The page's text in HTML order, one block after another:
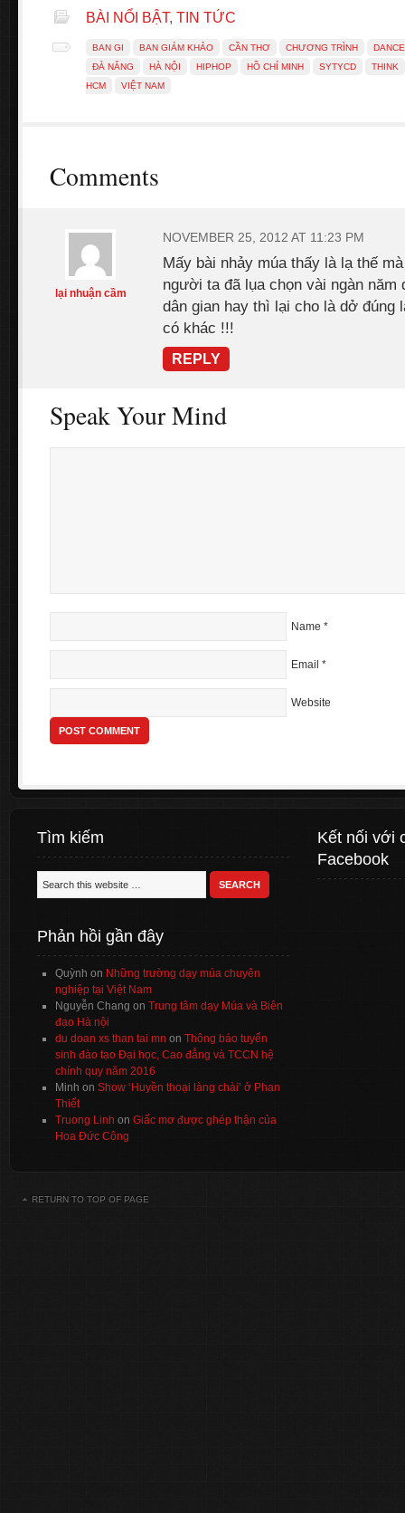
BÀI NỔI BẬT, TIN TỨC
BAN GI BAN GIÁM KHẢO CẦN THƠ CHƯƠNG TRÌNH
DANCE
ĐÀ NẴNG
HÀ NỘI HIPHOP HỒ CHÍ MINH SYTYCD
THINK
HCM
VIỆT NAM
Comments
lại nhuận cầm
NOVEMBER 25, 2012 AT 11:23 PM
Mấy bài nhảy múa thấy là lạ thế
người ta đã lụa chọn vài ngàn năm
dân gian hay thì lại cho là dở đúng
có khác !!!
REPLY
Speak Your Mind
Name *
Email *
Website
Tìm kiếm
Phản hồi gần đây
Quỳnh on Những trường dạy múa chuyên
nghiệp tại Việt Nam
Nguyễn Chang on Trung tâm dạy Múa và Biên
đạo Hà nội
du doan xs than tai mn on Thông báo tuyển
sinh đào tạo Đại học, Cao đẳng và TCCN hệ
chính quy năm 2016
Minh on Show ‘Huyền thoại làng chài’ ở Phan
Thiết
Truong Linh on Giấc mơ được ghép thận của
Hoa Đức Công
Kết nối với
Facebook
RETURN TO TOP OF PAGE